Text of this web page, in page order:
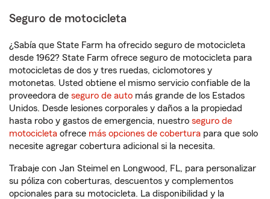
Seguro de motocicleta
¿Sabía que State Farm ha ofrecido seguro de motocicleta
desde 1962? State Farm ofrece seguro de motocicleta para
motocicletas de dos y tres ruedas, ciclomotores y
motonetas. Usted obtiene el mismo servicio confiable de la
proveedora de seguro de auto más grande de los Estados
Unidos. Desde lesiones corporales y daños a la propiedad
hasta robo y gastos de emergencia, nuestro seguro de
motocicleta ofrece más opciones de cobertura para que solo
necesite agregar cobertura adicional si la necesita.
Trabaje con Jan Steimel en Longwood, FL, para personalizar
su póliza con coberturas, descuentos y complementos
opcionales para su motocicleta. La disponibilidad y la